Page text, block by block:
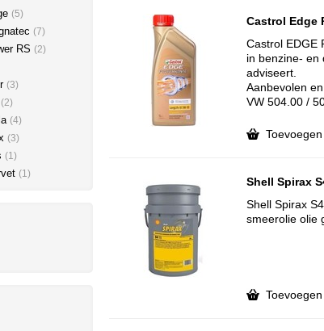
Castrol Edge
Castrol EDGE
in benzine- en
adviseert.
Aanbevolen
VW 504.00 /
Shell Spirax
Shell Spirax
smeerolie olie
(5)
(7)
RS (2)
(3)
(2)
(4)
(3)
(1)
(1)